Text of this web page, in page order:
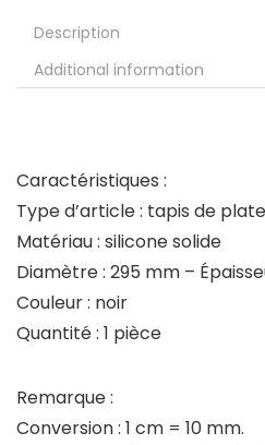
Description
Additional information
Caractéristiques :
Type d’article : tapis de
Matériau : silicone solide
Diamètre : 295 mm –
Couleur : noir
Quantité : 1 pièce
Remarque :
Conversion : 1 cm = 10 mm.